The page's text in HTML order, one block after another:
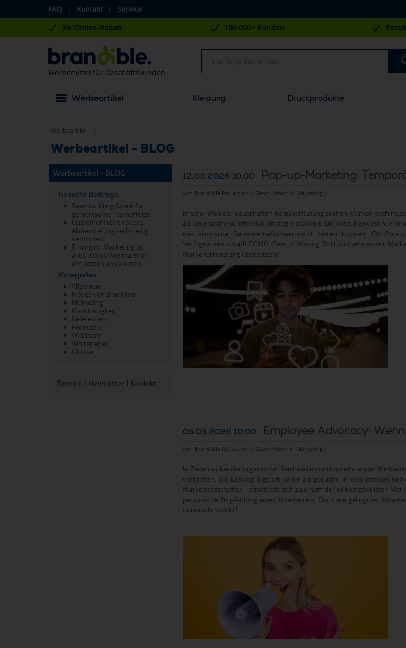
FAQ | Kontakt | Service
3% Online-Rabatt 100.000+ Kunden
Werbemittel für Geschäftskunden
Werbeartikel Kleidung Druckprodukte
Werbeartikel
Werbeartikel - BLOG
Werbeartikel - BLOG
neueste Beiträge
Teambuilding-Spiele für
gemeinsame Teamerfolge
Customer Health Score:
Abwanderung rechtzeitig
verhindern
Timing im Marketing ist
alles: Wann Werbeartikel
am besten ankommen
Kategorien
Allgemein
Neues von Brandible
Marketing
Nachhaltigkeit
Referenzen
Produkte
Webinare
Whitepaper
Glossar
Service Newsletter Kontakt
12.03.2026 10:00 Pop-up-Marketing:
von Brandible Redaktion | Geschrieben in Marketing
In einer Welt der dauerhaften Reizüberflutung suchen Marken nach
als überraschend effektive Strategie etabliert: Die Idee, bewusst nur
das klassische Dauerwerbeformen nicht bieten können. Ob
Verfügbarkeit schafft FOMO (Fear of Missing Out) und verwandelt
Markenerinnerung übersetzen?
05.03.2026 10:00 Employee Advocacy:
von Brandible Redaktion | Geschrieben in Marketing
In Zeiten sinkender organischer Reichweiten und zunehmender
verbreiten. Die Lösung liegt oft näher als gedacht: in den eigenen
Markenbotschafter – entwickelt sich zu einem der wirkungsvollsten
persönliche Empfehlung eines Mitarbeiters. Doch wie gelingt es,
unnatürlich wirkt?